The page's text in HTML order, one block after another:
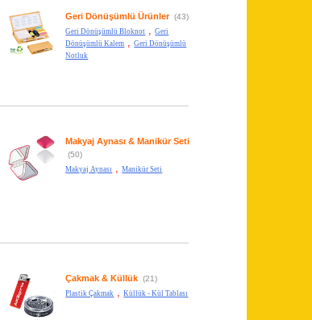
Geri Dönüşümlü Ürünler(43)
Geri Dönüşümlü Bloknot ,Geri
Dönüşümlü Kalem
,Geri Dönüşümlü
Notluk
Makyaj Aynası & Manikür Seti
(50)
Makyaj Aynası ,Manikür Seti
Çakmak & Küllük (21)
Plastik Çakmak ,Küllük - Kül Tablası